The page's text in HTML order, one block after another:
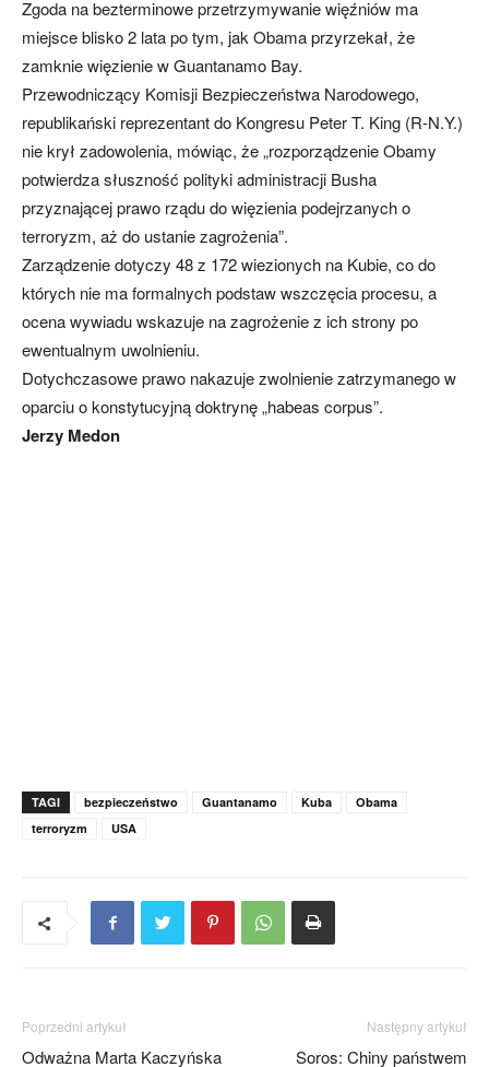
Zgoda na bezterminowe przetrzymywanie więźniów ma
miejsce blisko 2 lata po tym, jak Obama przyrzekał, że
zamknie więzienie w Guantanamo Bay.
Przewodniczący Komisji Bezpieczeństwa Narodowego,
republikański reprezentant do Kongresu Peter T. King (R-N.Y.)
nie krył zadowolenia, mówiąc, że „rozporządzenie Obamy
potwierdza słuszność polityki administracji Busha
przyznającej prawo rządu do więzienia podejrzanych o
terroryzm, aż do ustanie zagrożenia”.
Zarządzenie dotyczy 48 z 172 wiezionych na Kubie, co do
których nie ma formalnych podstaw wszczęcia procesu, a
ocena wywiadu wskazuje na zagrożenie z ich strony po
ewentualnym uwolnieniu.
Dotychczasowe prawo nakazuje zwolnienie zatrzymanego w
oparciu o konstytucyjną doktrynę „habeas corpus”.
Jerzy Medon
TAGI bezpieczeństwo Guantanamo Kuba
Obama
terroryzm
USA
Poprzedni artykuł
Odważna Marta Kaczyńska
Następny artykuł
Soros: Chiny państwem